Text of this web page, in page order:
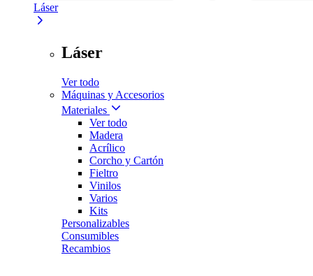
Láser
Láser
Ver todo
Máquinas y Accesorios
Materiales
Ver todo
Madera
Acrílico
Corcho y Cartón
Fieltro
Vinilos
Varios
Kits
Personalizables
Consumibles
Recambios